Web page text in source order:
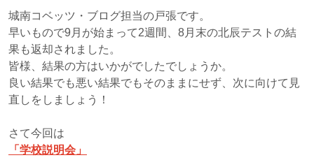
城南コベッツ・ブログ担当の戸張です。
早いもので9月が始まって2週間、8月末の北辰テストの結
果も返却されました。
皆様、結果の方はいかがでしたでしょうか。
良い結果でも悪い結果でもそのままにせず、次に向けて見
直しをしましょう！
さて今回は
「学校説明会」